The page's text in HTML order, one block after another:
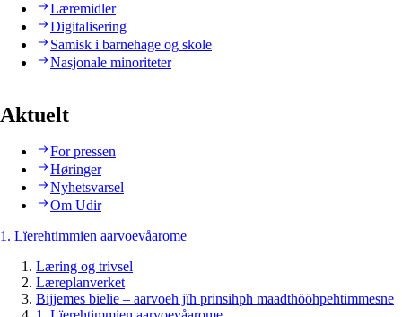
Læremidler
Digitalisering
Samisk i barnehage og skole
Nasjonale minoriteter
Aktuelt
For pressen
Høringer
Nyhetsvarsel
Om Udir
1. Lïerehtimmien aarvoevåarome
Læring og trivsel
Læreplanverket
Bijjemes bielie – aarvoeh jïh prinsihph maadthööhpehtimmesne